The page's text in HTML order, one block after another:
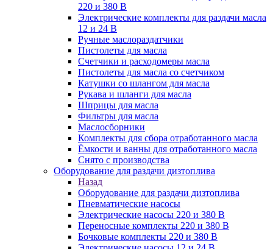
220 и 380 В
Электрические комплекты для раздачи масла
12 и 24 В
Ручные маслораздатчики
Пистолеты для масла
Счетчики и расходомеры масла
Пистолеты для масла со счетчиком
Катушки со шлангом для масла
Рукава и шланги для масла
Шприцы для масла
Фильтры для масла
Маслосборники
Комплекты для сбора отработанного масла
Ёмкости и ванны для отработанного масла
Снято с производства
Оборудование для раздачи дизтоплива
Назад
Оборудование для раздачи дизтоплива
Пневматические насосы
Электрические насосы 220 и 380 В
Переносные комплекты 220 и 380 В
Бочковые комплекты 220 и 380 В